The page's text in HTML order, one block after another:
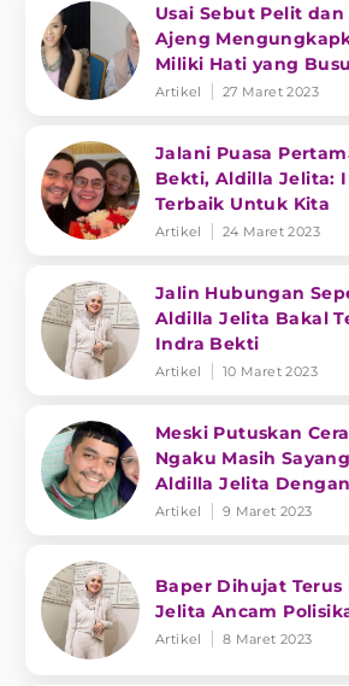
Usai Sebut Pelit dan
Ajeng
Miliki Hati yang
Artikel 27 Maret 2023
Jalani Puasa
Bekti, Aldilla Jelita:
Terbaik Untuk Kita
Artikel 24 Maret 2023
Jalin Hubungan
Aldilla Jelita Bakal
Indra Bekti
Artikel 10 Maret 2023
Meski Putuskan
Ngaku Masih
Aldilla Jelita
Artikel 9 Maret 2023
Baper Dihujat Terus
Jelita Ancam
Artikel 8 Maret 2023